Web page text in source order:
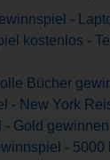
-
kostenlos -
Bücher
- New York
- Gold gewinnen
- 5000